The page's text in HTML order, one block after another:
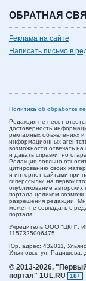
ОБРАТНАЯ
Реклама на сайте
Написать письмо в
Политика об обработке
Редакция не несет
достоверность
рекламных объявлениях
информационных
возможности отвечать
и давать справки, но
Редакция лояльно
цитированию своих
и интернет-сайтами при
гиперссылки на
опубликование
портала целиком
разрешения редакции.
может не совпадать с
портала.
Учредитель ООО "ЦКП".
1157325006475
Юр. адрес: 432011,
Ульяновск, ул. Радищева,
© 2013-2026.
портал" 1UL.RU
18+